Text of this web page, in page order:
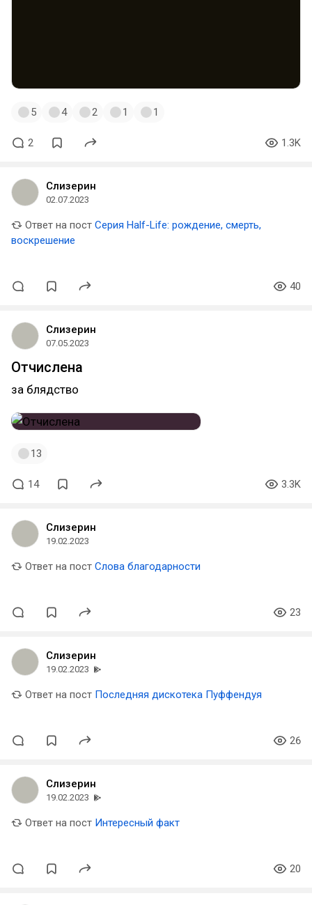
5 4 2 1 1
2 1.3K
Слизерин
02.07.2023
Ответ на пост Серия Half-Life: рождение, смерть,
воскрешение
40
Слизерин
07.05.2023
Отчислена
за блядство
13
14 3.3K
Слизерин
19.02.2023
Ответ на пост Слова благодарности
23
Слизерин
19.02.2023
Ответ на пост Последняя дискотека Пуффендуя
26
Слизерин
19.02.2023
Ответ на пост Интересный факт
20